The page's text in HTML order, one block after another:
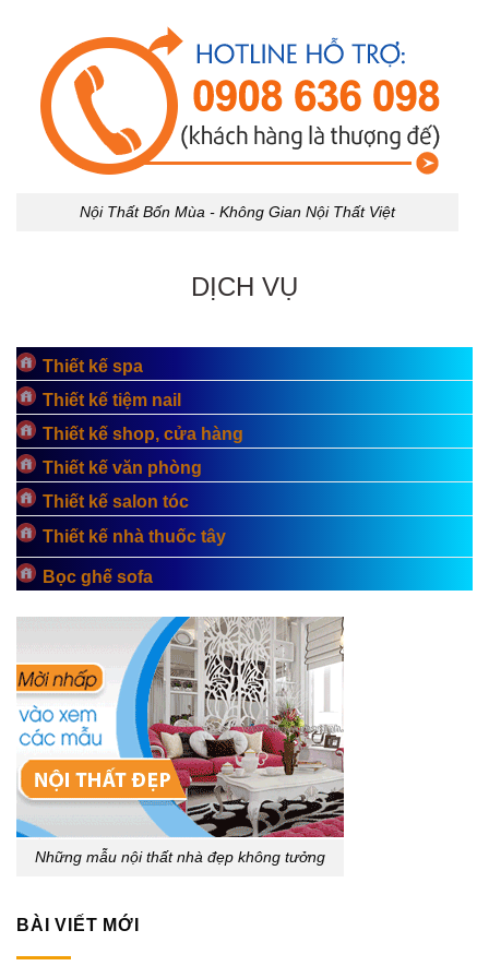
Nội Thất Bốn Mùa - Không Gian Nội Thất Việt
DỊCH VỤ
Thiết kế spa
Thiết kế tiệm nail
Thiết kế shop, cửa hàng
Thiết kế văn phòng
Thiết kế salon tóc
Thiết kế nhà thuốc tây
Bọc ghế sofa
Những mẫu nội thất nhà đẹp không tưởng
BÀI VIẾT MỚI